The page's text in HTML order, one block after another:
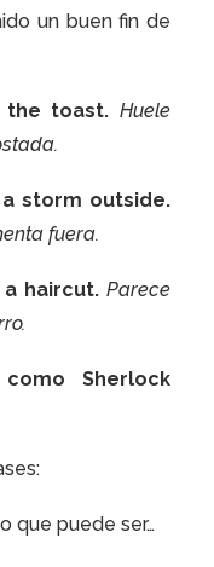
un buen fin de
the toast. Huele
storm outside.
fuera.
a haircut.Parece
Sherlock
que puede ser…